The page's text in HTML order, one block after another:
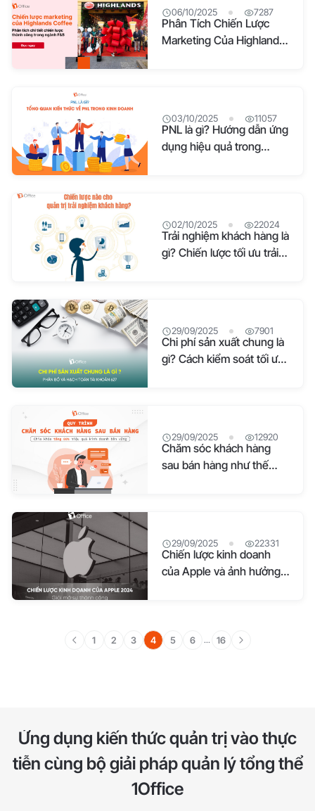
06/10/2025 7287
Phân Tích Chiến Lược
Marketing Của Highlands
03/10/2025 11057
PNL là gì? Hướng dẫn ứng
dụng hiệu quả trong
02/10/2025 22024
Trải nghiệm khách hàng là
gì? Chiến lược tối ưu trải
29/09/2025 7901
Chi phí sản xuất chung là
gì? Cách kiểm soát tối ưu
29/09/2025 12920
Chăm sóc khách hàng
sau bán hàng như thế
29/09/2025 22331
Chiến lược kinh doanh
của Apple và ảnh hưởng
1 2 3 4 5 6 ... 16
Ứng dụng kiến thức quản trị vào thực
tiễn cùng bộ giải pháp quản lý tổng thể
1Office